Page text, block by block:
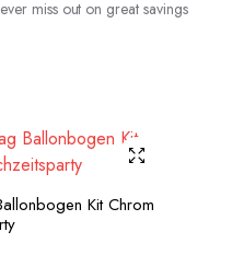
miss out on great savings
Kit Chrom